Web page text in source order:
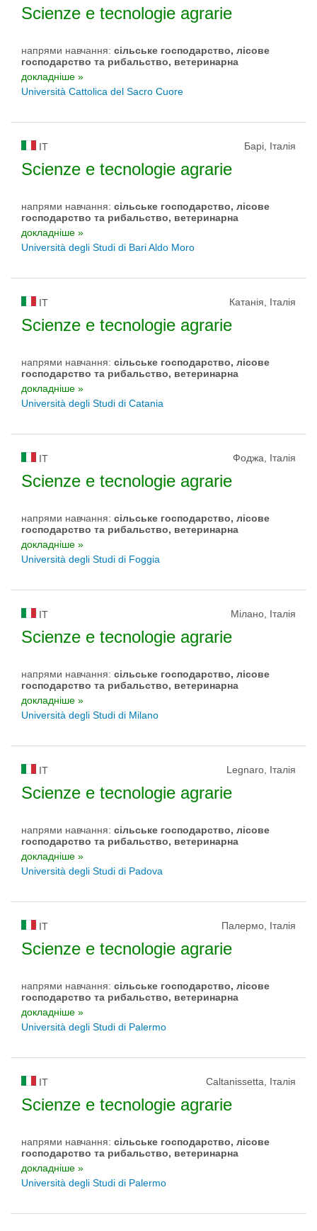
Scienze e tecnologie agrarie
напрями навчання: сільське господарство, лісове
господарство та рибальство, ветеринарна
докладніше »
Università Cattolica del Sacro Cuore
IT Барі, Італія
Scienze e tecnologie agrarie
напрями навчання: сільське господарство, лісове
господарство та рибальство, ветеринарна
докладніше »
Università degli Studi di Bari Aldo Moro
IT Катанія, Італія
Scienze e tecnologie agrarie
напрями навчання: сільське господарство, лісове
господарство та рибальство, ветеринарна
докладніше »
Università degli Studi di Catania
IT Фоджа, Італія
Scienze e tecnologie agrarie
напрями навчання: сільське господарство, лісове
господарство та рибальство, ветеринарна
докладніше »
Università degli Studi di Foggia
IT Мілано, Італія
Scienze e tecnologie agrarie
напрями навчання: сільське господарство, лісове
господарство та рибальство, ветеринарна
докладніше »
Università degli Studi di Milano
IT Legnaro, Італія
Scienze e tecnologie agrarie
напрями навчання: сільське господарство, лісове
господарство та рибальство, ветеринарна
докладніше »
Università degli Studi di Padova
IT Палермо, Італія
Scienze e tecnologie agrarie
напрями навчання: сільське господарство, лісове
господарство та рибальство, ветеринарна
докладніше »
Università degli Studi di Palermo
IT Caltanissetta, Італія
Scienze e tecnologie agrarie
напрями навчання: сільське господарство, лісове
господарство та рибальство, ветеринарна
докладніше »
Università degli Studi di Palermo